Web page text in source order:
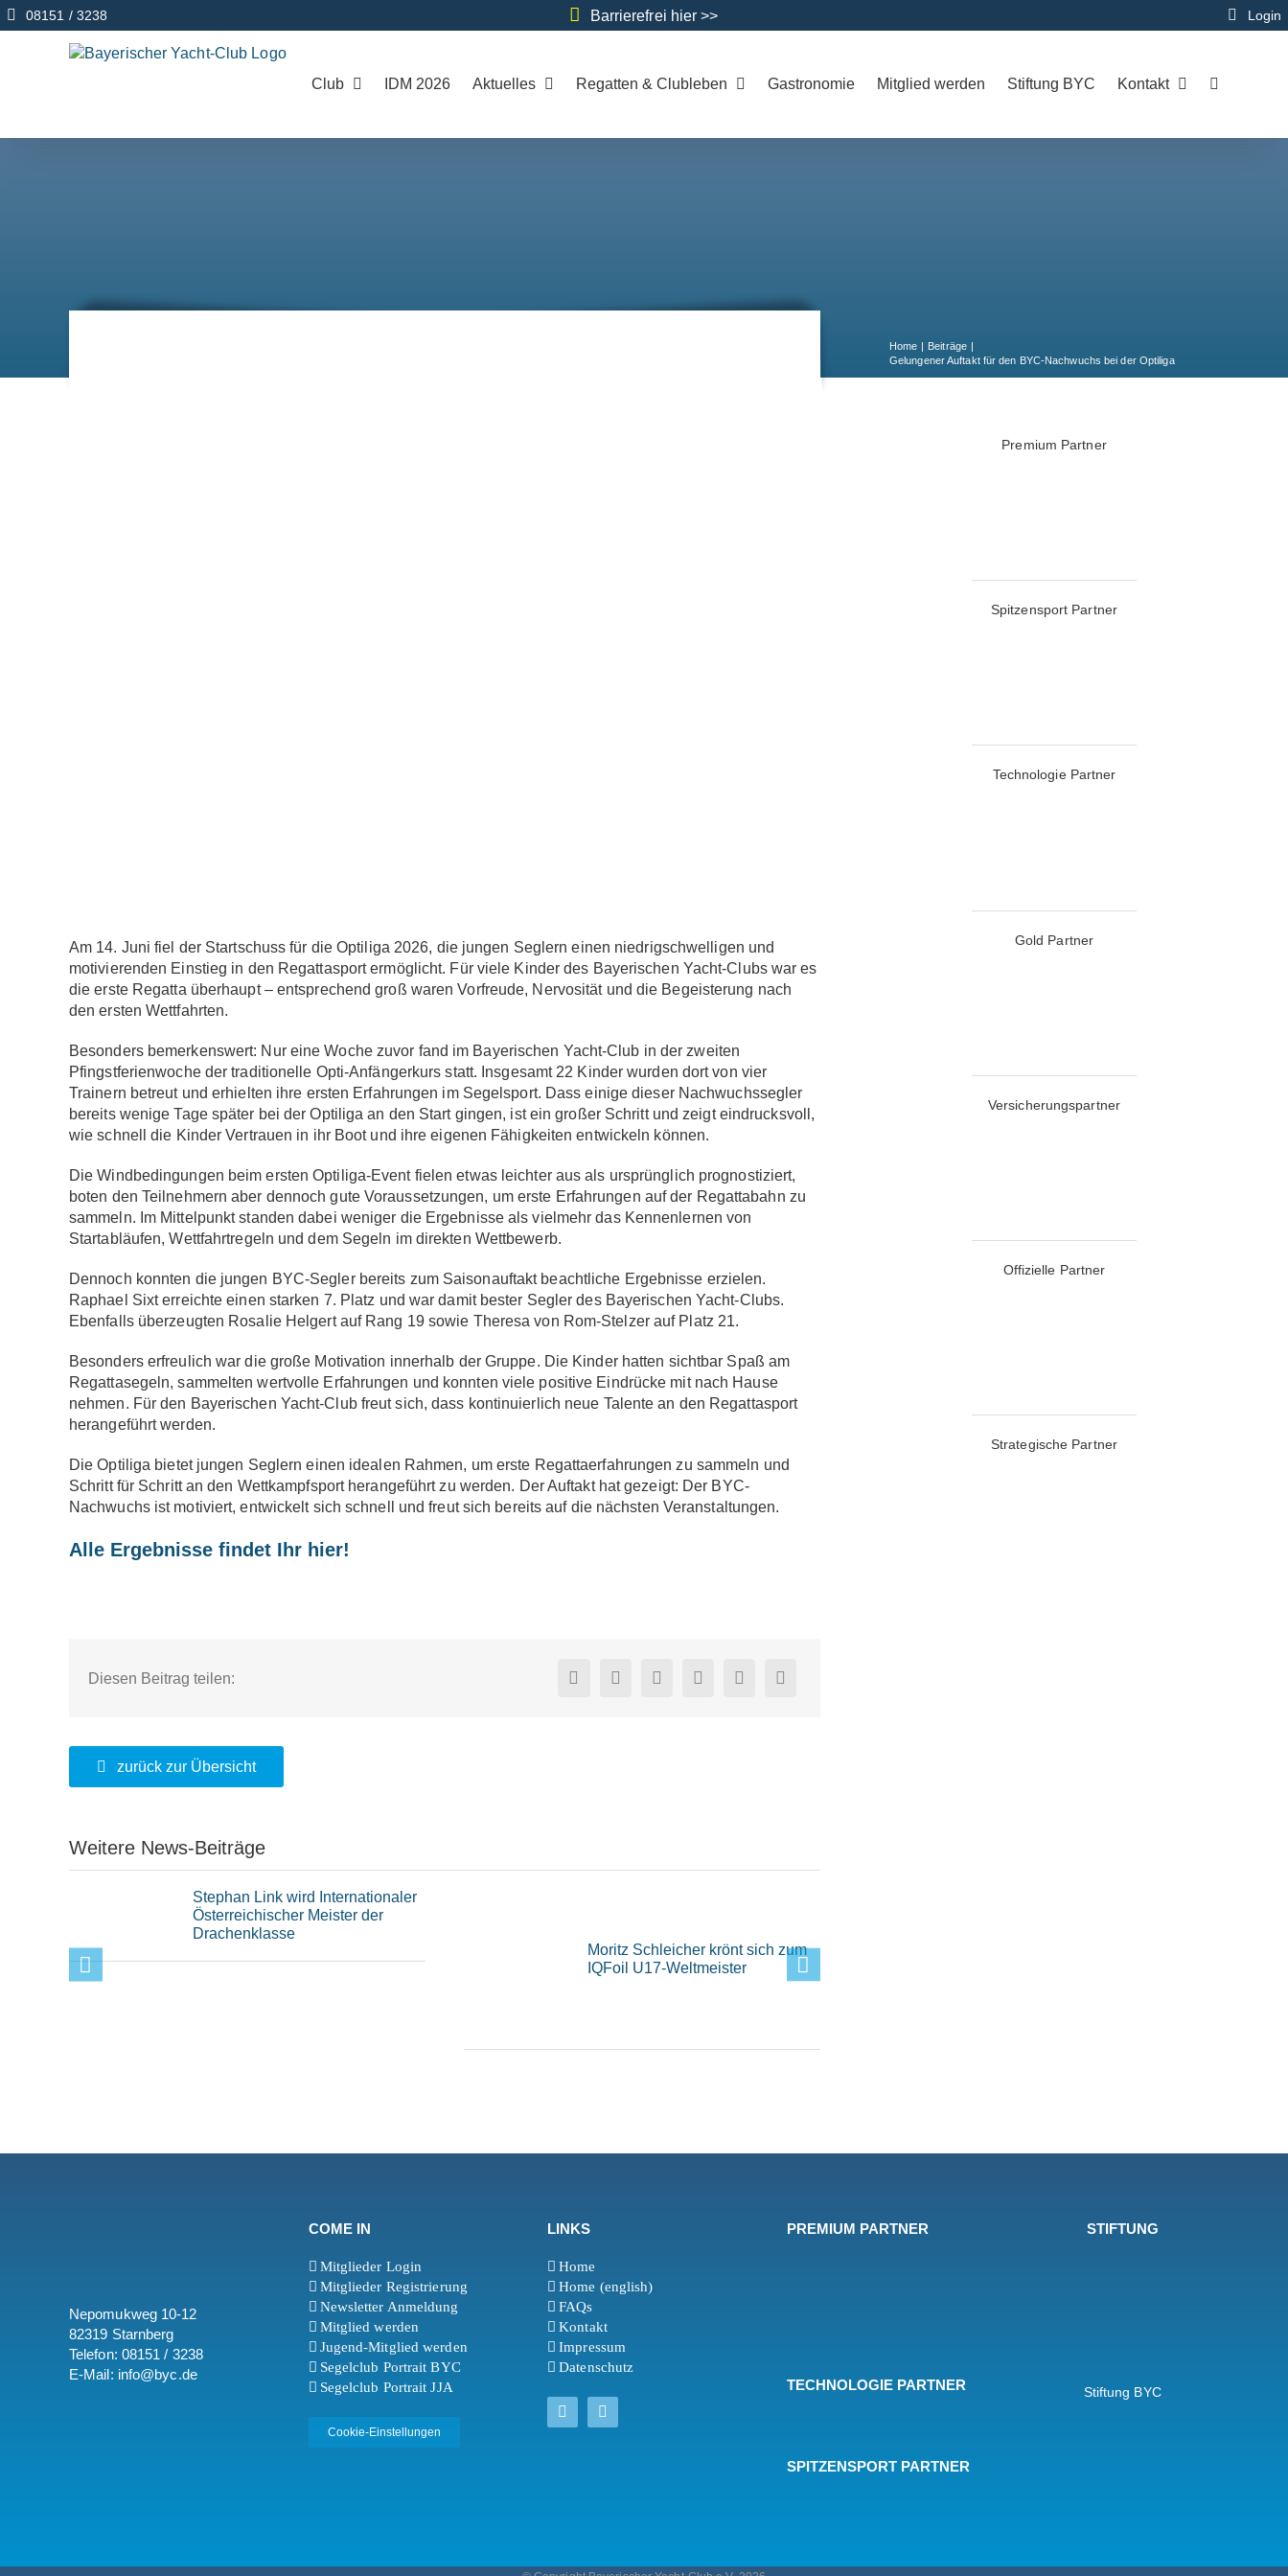
Zum
Inhalt
08151 / 3238 Barrierefrei hier >> Login
Club IDM 2026 Aktuelles Regatten & Clubleben Gastronomie Mitglied werden Stiftung BYC Kontakt
Home
Beiträge
Gelungener Auftakt für den BYC-Nachwuchs bei der Optiliga
Am 14. Juni fiel der Startschuss für die Optiliga 2026, die jungen Seglern einen niedrigschwelligen und
motivierenden Einstieg in den Regattasport ermöglicht. Für viele Kinder des Bayerischen Yacht-Clubs war es
die erste Regatta überhaupt – entsprechend groß waren Vorfreude, Nervosität und die Begeisterung nach
den ersten Wettfahrten.
Besonders bemerkenswert: Nur eine Woche zuvor fand im Bayerischen Yacht-Club in der zweiten
Pfingstferienwoche der traditionelle Opti-Anfängerkurs statt. Insgesamt 22 Kinder wurden dort von vier
Trainern betreut und erhielten ihre ersten Erfahrungen im Segelsport. Dass einige dieser Nachwuchssegler
bereits wenige Tage später bei der Optiliga an den Start gingen, ist ein großer Schritt und zeigt eindrucksvoll,
wie schnell die Kinder Vertrauen in ihr Boot und ihre eigenen Fähigkeiten entwickeln können.
Die Windbedingungen beim ersten Optiliga-Event fielen etwas leichter aus als ursprünglich prognostiziert,
boten den Teilnehmern aber dennoch gute Voraussetzungen, um erste Erfahrungen auf der Regattabahn zu
sammeln. Im Mittelpunkt standen dabei weniger die Ergebnisse als vielmehr das Kennenlernen von
Startabläufen, Wettfahrtregeln und dem Segeln im direkten Wettbewerb.
Dennoch konnten die jungen BYC-Segler bereits zum Saisonauftakt beachtliche Ergebnisse erzielen.
Raphael Sixt erreichte einen starken 7. Platz und war damit bester Segler des Bayerischen Yacht-Clubs.
Ebenfalls überzeugten Rosalie Helgert auf Rang 19 sowie Theresa von Rom-Stelzer auf Platz 21.
Besonders erfreulich war die große Motivation innerhalb der Gruppe. Die Kinder hatten sichtbar Spaß am
Regattasegeln, sammelten wertvolle Erfahrungen und konnten viele positive Eindrücke mit nach Hause
nehmen. Für den Bayerischen Yacht-Club freut sich, dass kontinuierlich neue Talente an den Regattasport
herangeführt werden.
Die Optiliga bietet jungen Seglern einen idealen Rahmen, um erste Regattaerfahrungen zu sammeln und
Schritt für Schritt an den Wettkampfsport herangeführt zu werden. Der Auftakt hat gezeigt: Der BYC-
Nachwuchs ist motiviert, entwickelt sich schnell und freut sich bereits auf die nächsten Veranstaltungen.
Alle Ergebnisse findet Ihr hier!
Diesen Beitrag teilen:
zurück zur Übersicht
Weitere News-Beiträge
Stephan Link wird Internationaler
Österreichischer Meister der
Drachenklasse
Moritz Schleicher krönt sich zum
IQFoil U17-Weltmeister
Premium Partner
Spitzensport Partner
Technologie Partner
Gold Partner
Versicherungspartner
Offizielle Partner
Strategische Partner
Nepomukweg 10-12
82319 Starnberg
Telefon: 08151 / 3238
E-Mail: info@byc.de
COME IN
Mitglieder Login
Mitglieder Registrierung
Newsletter Anmeldung
Mitglied werden
Jugend-Mitglied werden
Segelclub Portrait BYC
Segelclub Portrait JJA
Cookie-Einstellungen
LINKS
Home
Home (english)
FAQs
Kontakt
Impressum
Datenschutz
PREMIUM PARTNER
TECHNOLOGIE PARTNER
SPITZENSPORT PARTNER
STIFTUNG
Stiftung BYC